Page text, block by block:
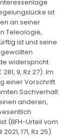
ist
an seiner
Teleologie,
ist und seine
widerspricht
281, 9, Rz 27). Im
einer Vorschrift
Sachverhalt
anderen,
(BFH-Urteil vom
171, Rz 25).